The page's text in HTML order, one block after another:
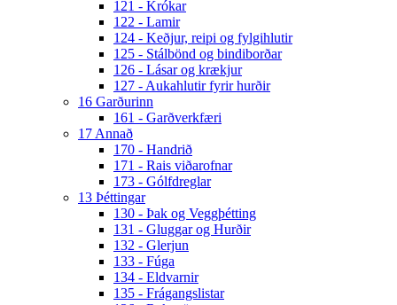
121 - Krókar
122 - Lamir
124 - Keðjur, reipi og fylgihlutir
125 - Stálbönd og bindiborðar
126 - Lásar og krækjur
127 - Aukahlutir fyrir hurðir
16 Garðurinn
161 - Garðverkfæri
17 Annað
170 - Handrið
171 - Rais viðarofnar
173 - Gólfdreglar
13 Þéttingar
130 - Þak og Veggþétting
131 - Gluggar og Hurðir
132 - Glerjun
133 - Fúga
134 - Eldvarnir
135 - Frágangslistar